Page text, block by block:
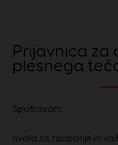
Prijavnica za
plesnega
Spoštovani,
hvala za zaupanje in